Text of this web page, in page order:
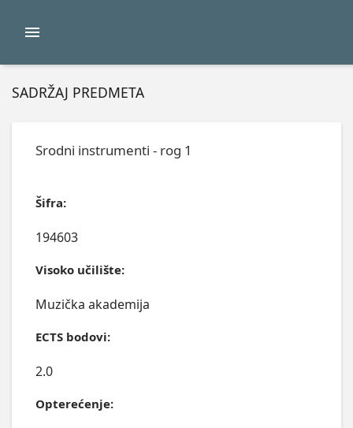
SADRŽAJ PREDMETA
Srodni instrumenti - rog 1
Šifra:
194603
Visoko učilište:
Muzička akademija
ECTS bodovi:
2.0
Opterećenje: